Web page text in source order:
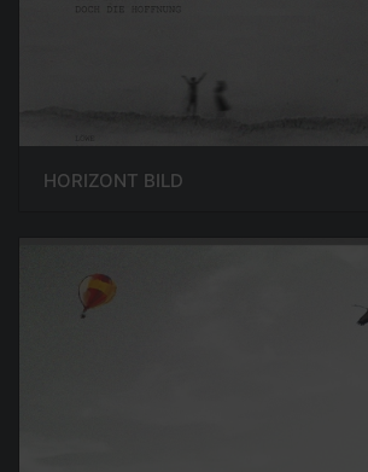
HORIZONT BILD